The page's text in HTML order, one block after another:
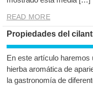
READ MORE
Propiedades del
En este artículo haremos
hierba aromática de
la gastronomía de